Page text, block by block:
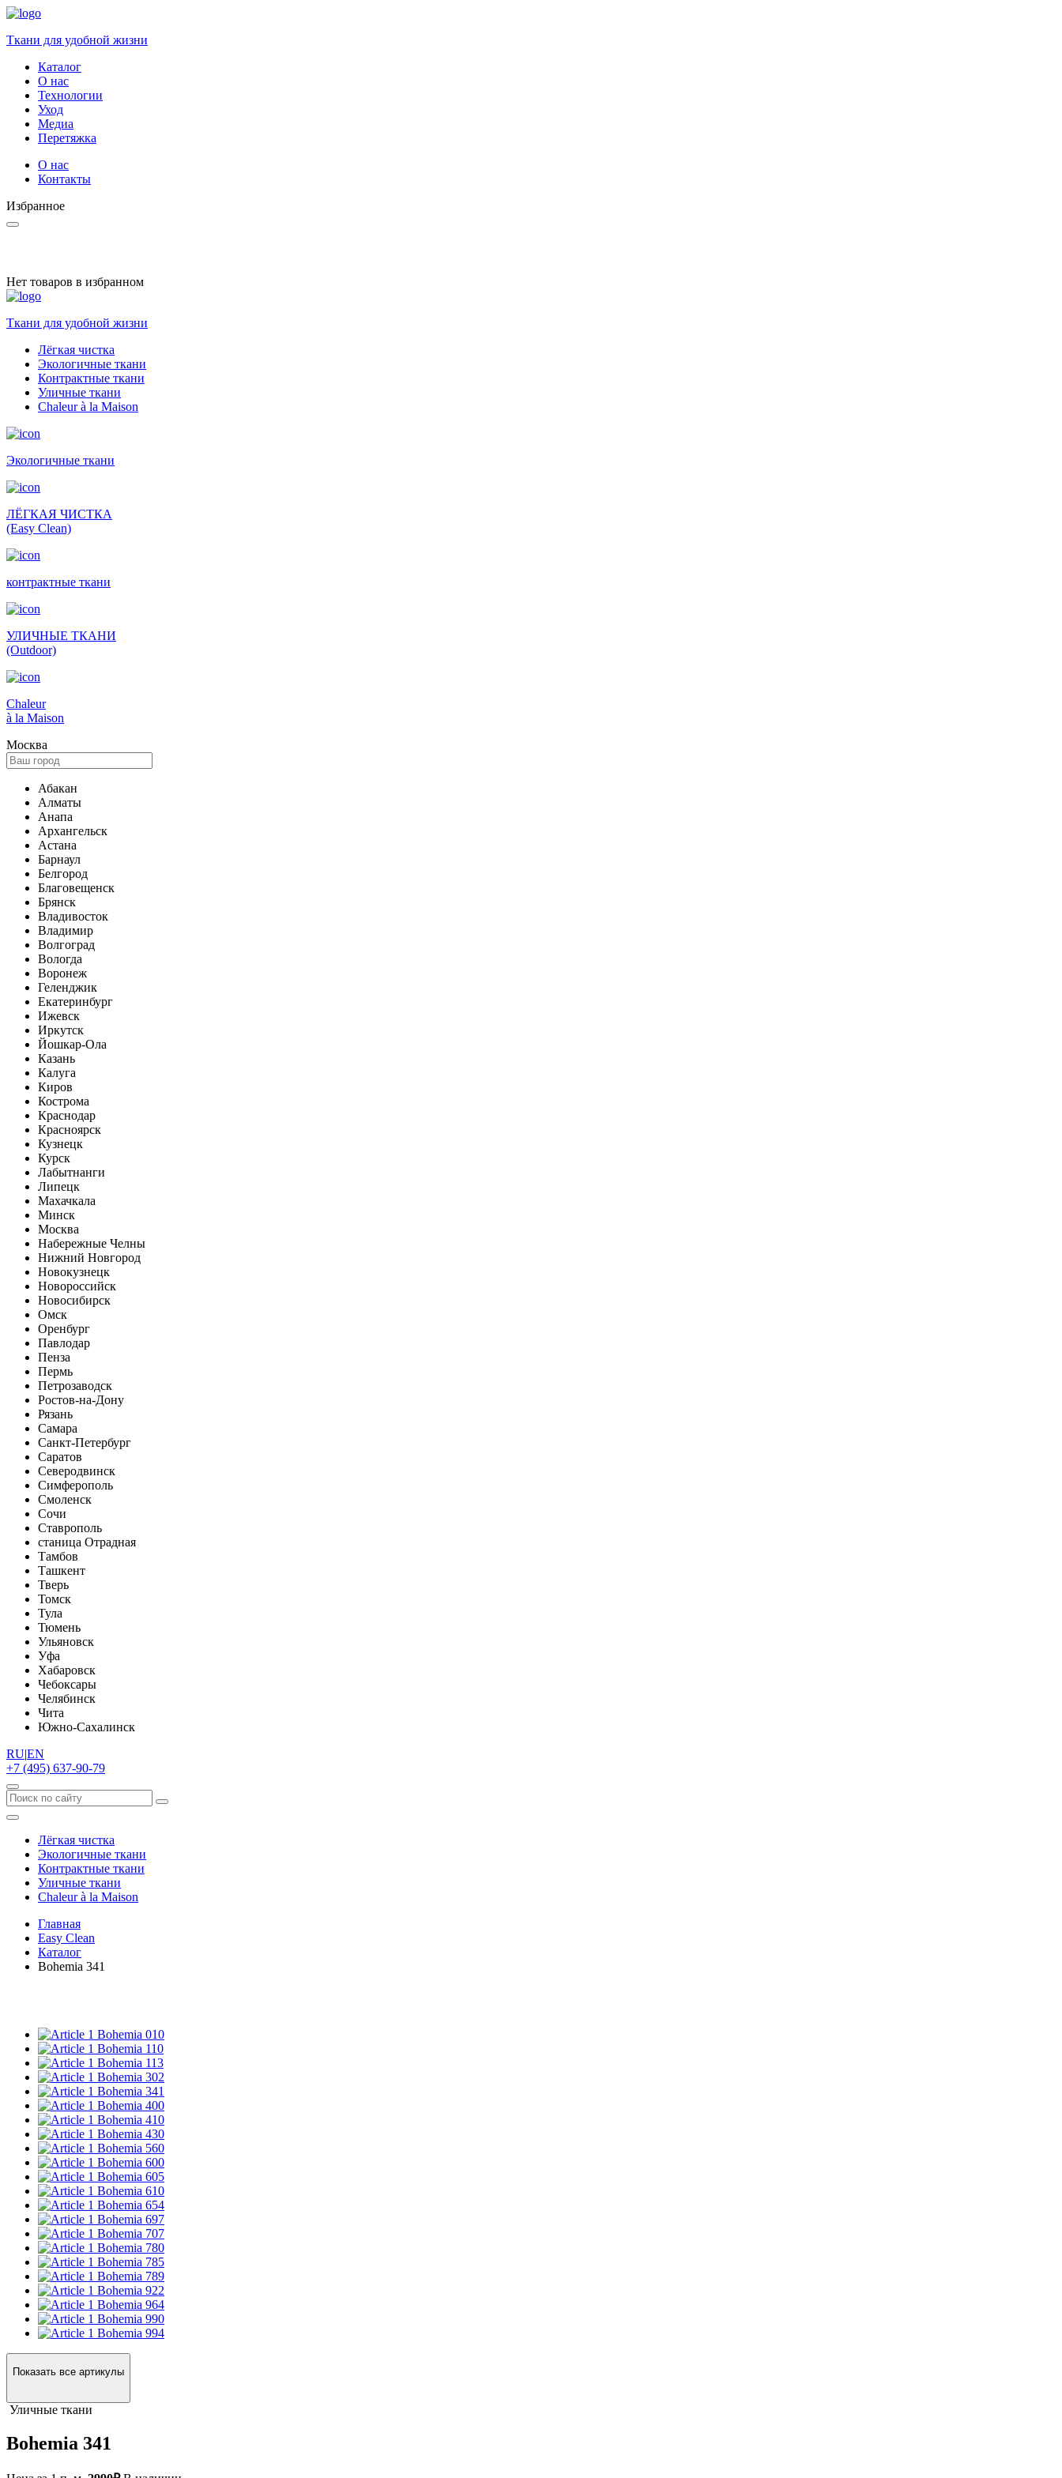
Ткани для удобной жизни
Каталог
О нас
Технологии
Уход
Медиа
Перетяжка
О нас
Контакты
Избранное
Нет товаров в избранном
Ткани для удобной жизни
Лёгкая чистка
Экологичные ткани
Контрактные ткани
Уличные ткани
Сhaleur à la Maison
Экологичные ткани
ЛЁГКАЯ ЧИСТКА
(Easy Clean)
контрактные ткани
УЛИЧНЫЕ ТКАНИ
(Outdoor)
Сhaleur
à la Maison
Москва
Абакан
Алматы
Анапа
Архангельск
Астана
Барнаул
Белгород
Благовещенск
Брянск
Владивосток
Владимир
Волгоград
Вологда
Воронеж
Геленджик
Екатеринбург
Ижевск
Иркутск
Йошкар-Ола
Казань
Калуга
Киров
Кострома
Краснодар
Красноярск
Кузнецк
Курск
Лабытнанги
Липецк
Махачкала
Минск
Москва
Набережные Челны
Нижний Новгород
Новокузнецк
Новороссийск
Новосибирск
Омск
Оренбург
Павлодар
Пенза
Пермь
Петрозаводск
Ростов-на-Дону
Рязань
Самара
Санкт-Петербург
Саратов
Северодвинск
Симферополь
Смоленск
Сочи
Ставрополь
станица Отрадная
Тамбов
Ташкент
Тверь
Томск
Тула
Тюмень
Ульяновск
Уфа
Хабаровск
Чебоксары
Челябинск
Чита
Южно-Сахалинск
RU|EN
+7 (495) 637-90-79
Лёгкая чистка
Экологичные ткани
Контрактные ткани
Уличные ткани
Сhaleur à la Maison
Главная
Easy Clean
Каталог
Bohemia 341
Bohemia 010
Bohemia 110
Bohemia 113
Bohemia 302
Bohemia 341
Bohemia 400
Bohemia 410
Bohemia 430
Bohemia 560
Bohemia 600
Bohemia 605
Bohemia 610
Bohemia 654
Bohemia 697
Bohemia 707
Bohemia 780
Bohemia 785
Bohemia 789
Bohemia 922
Bohemia 964
Bohemia 990
Bohemia 994
Показать все артикулы
Уличные ткани
Bohemia 341